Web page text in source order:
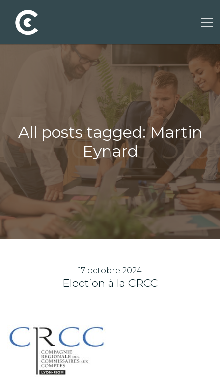
All posts tagged: Martin
Eynard
17 octobre 2024
Election à la CRCC